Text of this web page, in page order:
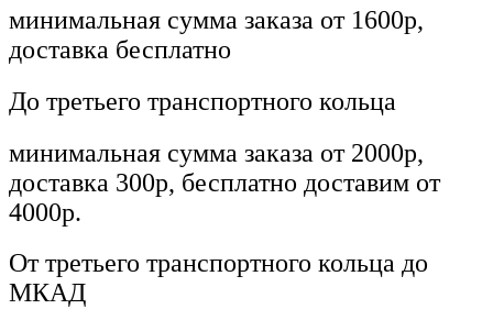
минимальная сумма заказа от 1600р,
доставка бесплатно
До третьего транспортного кольца
минимальная сумма заказа от 2000р,
доставка 300р, бесплатно доставим от
4000р.
От третьего транспортного кольца до
МКАД